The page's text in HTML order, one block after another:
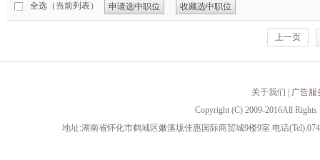
全选（当前列表）
申请选中职位 收藏选中职位
上一页
关于我们
广告服
Copyright (C) 2009-2016All
地址:湖南省怀化市鹤城区嫩溪垅佳惠国际商贸城9楼9室 电话